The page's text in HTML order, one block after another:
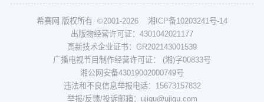
希赛网 版权所有 ©2001-2026 湘ICP备10203241号-14
出版物经营许可证：4301042021177
高新技术企业证书：GR202143001539
广播电视节目制作经营许可证： (湘)字00833号
湘公网安备43019002000749号
违法和不良信息举报电话：15673157832
举报/反馈/投诉邮箱：ujigu@ujigu.com